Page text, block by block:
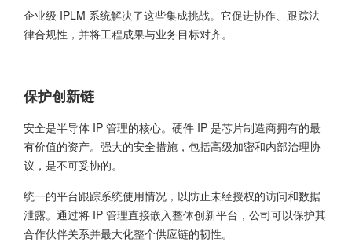
企业级 IPLM 系统解决了这些集成挑战。它促进协作、跟踪法
律合规性，并将工程成果与业务目标对齐。
保护创新链
安全是半导体 IP 管理的核心。硬件 IP 是芯片制造商拥有的最
有价值的资产。强大的安全措施，包括高级加密和内部治理协
议，是不可妥协的。
统一的平台跟踪系统使用情况，以防止未经授权的访问和数据
泄露。通过将 IP 管理直接嵌入整体创新平台，公司可以保护其
合作伙伴关系并最大化整个供应链的韧性。